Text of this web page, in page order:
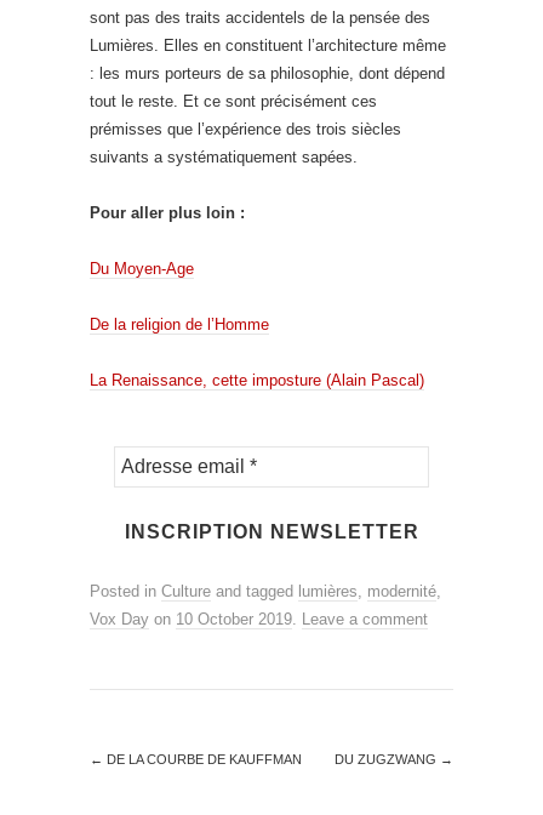
sont pas des traits accidentels de la pensée des
Lumières. Elles en constituent l’architecture même
: les murs porteurs de sa philosophie, dont dépend
tout le reste. Et ce sont précisément ces
prémisses que l’expérience des trois siècles
suivants a systématiquement sapées.
Pour aller plus loin :
Du Moyen-Age
De la religion de l’Homme
La Renaissance, cette imposture (Alain Pascal)
Posted in Culture and tagged lumières modernité
Vox Day on 10 October 2019 Leave a comment
← DE LA COURBE DE KAUFFMAN DU ZUGZWANG →